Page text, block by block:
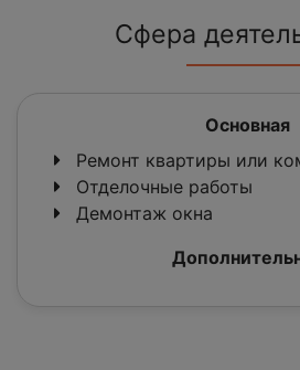
Сфера
Основная
Ремонт квартиры или
Отделочные работы
Демонтаж окна